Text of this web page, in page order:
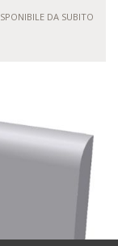
DA SUBITO